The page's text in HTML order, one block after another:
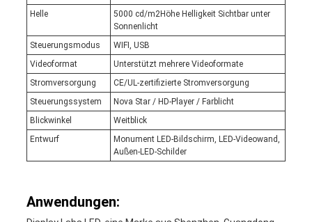
Helle
5000 cd/m2Höhe Helligkeit Sichtbar unter
Sonnenlicht
Steuerungsmodus
WIFI, USB
Videoformat
Unterstützt mehrere Videoformate
Stromversorgung
CE/UL-zertifizierte Stromversorgung
Steuerungssystem
Nova Star / HD-Player / Farblicht
Blickwinkel
Weitblick
Entwurf
Monument LED-Bildschirm, LED-Videowand,
Außen-LED-Schilder
Anwendungen: